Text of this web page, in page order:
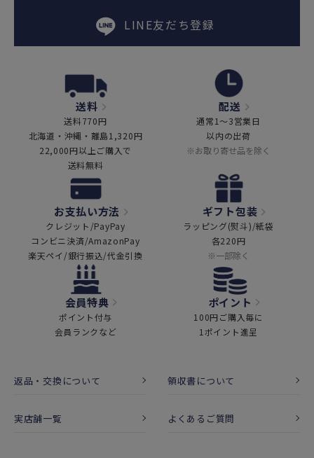
LINE友だち登録
送料
送料770円
北海道・沖縄・離島1,320円
22,000円以上ご購入で
送料無料
配送
通常1～3営業日
以内の出荷
※お取り寄せ品を除く
お支払い方法
クレジット/PayPay
コンビニ決済/AmazonPay
楽天ペイ/銀行振込/代金引換
ギフト包装
ラッピング(熨斗)/紙袋
各220円
※一部除く
会員特典
ポイント付与
会員ランクなど
ポイント
100円ご購入毎に
1ポイント進呈
返品・交換について 領収書について
実店舗一覧 よくあるご質問